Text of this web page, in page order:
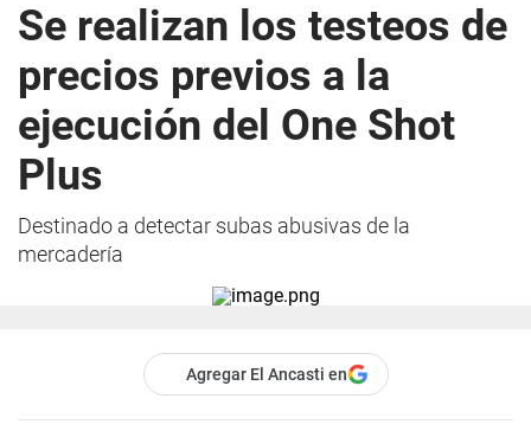
Se realizan los testeos de
precios previos a la
ejecución del One Shot
Plus
Destinado a detectar subas abusivas de la
mercadería
Agregar El Ancasti en